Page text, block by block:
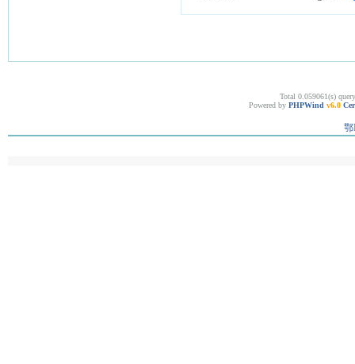
Total 0.059061(s)
Powered by PHPWind v6.0
鄂